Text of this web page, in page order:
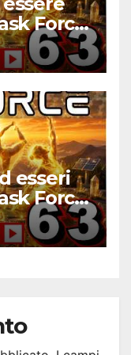
Force
esseri
Force